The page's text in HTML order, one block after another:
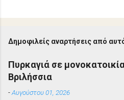
Δημοφιλείς αναρτήσεις από
Πυρκαγιά σε
Βριλήσσια
-Αυγούστου 01, 2026